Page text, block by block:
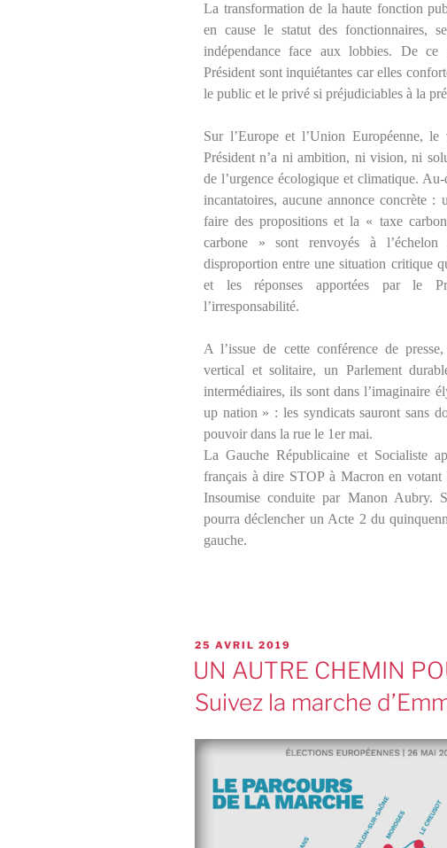
La transformation de la haute fonction
en cause le statut des fonctionnaires,
indépendance face aux lobbies. De
Président sont inquiétantes car elles
le public et le privé si préjudiciables à la
Sur l’Europe et l’Union Européenne,
Président n’a ni ambition, ni vision, ni
de l’urgence écologique et climatique.
incantatoires, aucune annonce concrète
faire des propositions et la « taxe
carbone » sont renvoyés à
disproportion entre une situation critique
et les réponses apportées par le
l’irresponsabilité.
A l’issue de cette conférence de
vertical et solitaire, un Parlement
intermédiaires, ils sont dans l’imaginaire
up nation » : les syndicats sauront sans
pouvoir dans la rue le 1er mai.
La Gauche Républicaine et Socialiste
français à dire STOP à Macron en
Insoumise conduite par Manon Aubry.
pourra déclencher un Acte 2 du
gauche.
25 AVRIL 2019
UN AUTRE CHEMIN
Suivez la marche